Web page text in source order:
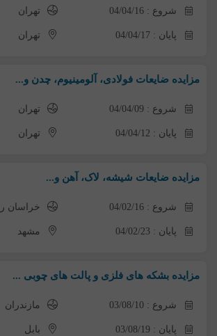
شروع : 04/04/16 تهران
پایان : 04/04/17 تهران
مزایده ضایعات فولادی، آلومینیوم، چدن و...
شروع : 04/04/09 تهران
پایان : 04/04/12 تهران
مزایده ضایعات شیشه، لاک، آهن و...
شروع : 04/02/16 خراسان
پایان : 04/02/23 مشهد
مزایده بشکه های فلزی و پالت های چوبی ...
شروع : 03/08/10 مازندران
پایان : 03/08/19 بابل